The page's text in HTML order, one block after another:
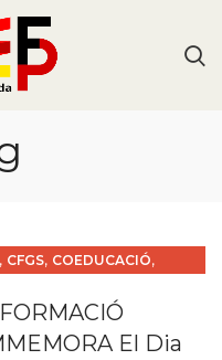
, CFGS, COEDUCACIÓ,
El Dia